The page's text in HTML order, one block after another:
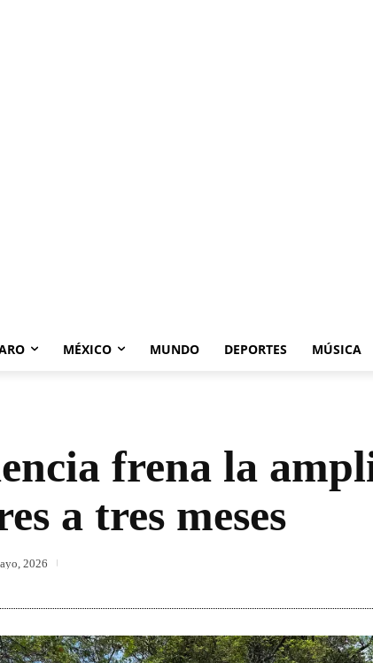
MÉXICO MUNDO DEPORTES MÚSICA
frena la
a tres meses
2026